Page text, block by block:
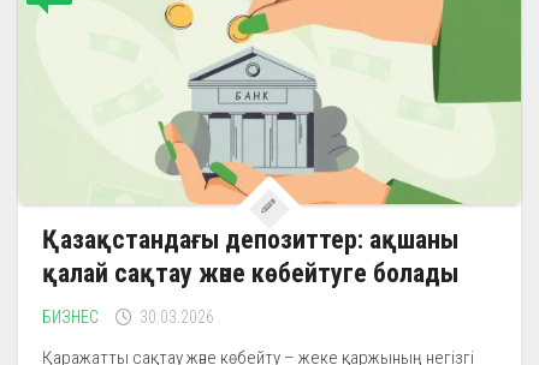
Қазақстандағы депозиттер: ақшаны
қалай сақтау және көбейтуге болады
БИЗНЕС 30.03.2026
Қаражатты сақтау және көбейту – жеке қаржының негізгі